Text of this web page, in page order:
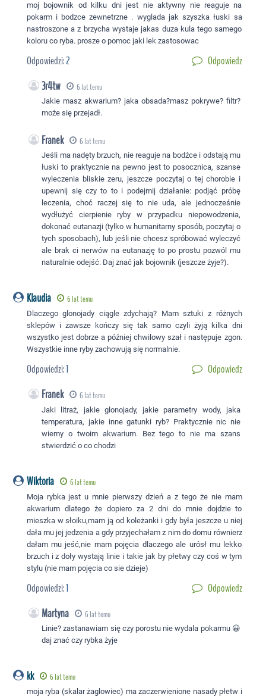
moj bojownik od kilku dni jest nie aktywny nie reaguje na
pokarm i bodzce zewnetrzne . wyglada jak szyszka łuski sa
nastroszone a z brzycha wystaje jakas duza kula tego samego
koloru co ryba. prosze o pomoc jaki lek zastosowac
Odpowiedzi:2 Odpowiedz
3r4tw 6 lat temu
Jakie masz akwarium? jaka obsada?masz pokrywe? filtr?
może się przejadł.
Franek 6 lat temu
Jeśli ma nadęty brzuch, nie reaguje na bodźce i odstają mu
łuski to praktycznie na pewno jest to posocznica, szanse
wyleczenia bliskie zeru, jeszcze poczytaj o tej chorobie i
upewnij się czy to to i podejmij działanie: podjąć próbę
leczenia, choć raczej się to nie uda, ale jednocześnie
wydłużyć cierpienie ryby w przypadku niepowodzenia,
dokonać eutanazji (tylko w humanitarny sposób, poczytaj o
tych sposobach), lub jeśli nie chcesz spróbować wyleczyć
ale brak ci nerwów na eutanazję to po prostu pozwól mu
naturalnie odejść. Daj znać jak bojownik (jeszcze żyje?).
Klaudia 6 lat temu
Dlaczego glonojady ciągle zdychają? Mam sztuki z różnych
sklepów i zawsze kończy się tak samo czyli żyją kilka dni
wszystko jest dobrze a później chwilowy szał i następuje zgon.
Wszystkie inne ryby zachowują się normalnie.
Odpowiedzi:1 Odpowiedz
Franek 6 lat temu
Jaki litraż, jakie glonojady, jakie parametry wody, jaka
temperatura, jakie inne gatunki ryb? Praktycznie nic nie
wiemy o twoim akwarium. Bez tego to nie ma szans
stwierdzić o co chodzi
Wiktoria 6 lat temu
Moja rybka jest u mnie pierwszy dzień a z tego że nie mam
akwarium dlatego że dopiero za 2 dni do mnie dojdzie to
mieszka w słoiku,mam ją od koleżanki i gdy była jeszcze u niej
dała mu jej jedzenia a gdy przyjechałam z nim do domu równierz
dałam mu jeść,nie mam pojęcia dlaczego ale urósł mu lekko
brzuch i z doły wystają linie i takie jak by płetwy czy coś w tym
stylu (nie mam pojęcia co sie dzieje)
Odpowiedzi:1 Odpowiedz
Martyna 6 lat temu
Linie? zastanawiam się czy porostu nie wydala pokarmu 😀
daj znać czy rybka żyje
kk 6 lat temu
moja ryba (skalar żaglowiec) ma zaczerwienione nasady płetw i